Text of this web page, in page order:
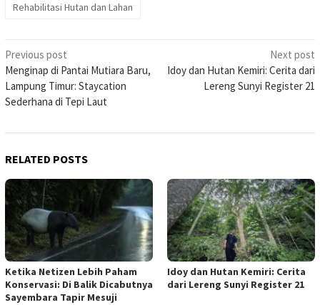
Rehabilitasi Hutan dan Lahan
Post
navigation
Previous post
Menginap di Pantai Mutiara Baru,
Lampung Timur: Staycation
Sederhana di Tepi Laut
Next post
Idoy dan Hutan Kemiri: Cerita dari
Lereng Sunyi Register 21
RELATED POSTS
Ketika Netizen Lebih Paham
Konservasi: Di Balik Dicabutnya
Sayembara Tapir Mesuji
Idoy dan Hutan Kemiri: Cerita
dari Lereng Sunyi Register 21